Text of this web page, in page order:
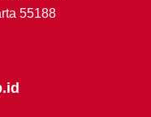
55188